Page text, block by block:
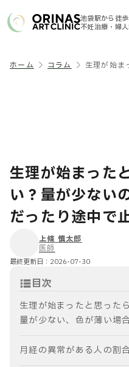
池袋駅から徒
不妊治療・婦
ホーム コラム
生理が始まった
い？量が少ない
だったり途中で
上條 慎太郎
医師
最終更新日： 2026-07-30
目次
生理が始まったと思った
量が少ない、色が薄い場
月経の異常がある人の割